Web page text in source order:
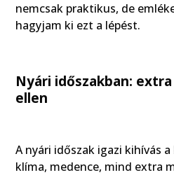
nemcsak praktikus, de
hagyjam ki ezt a lépést.
Nyári időszakban:
ellen
A nyári időszak igazi kihívás
klíma, medence, mind extra